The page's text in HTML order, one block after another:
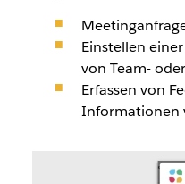
Einstellen
von Team-
Erfassen von
Informationen